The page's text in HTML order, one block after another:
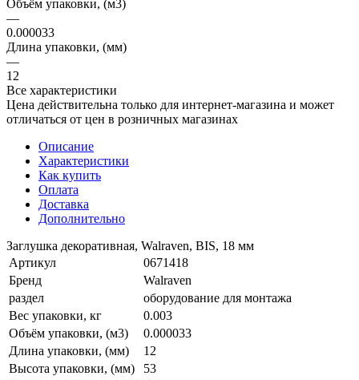
Объём упаковки, (м3)
—
0.000033
Длина упаковки, (мм)
—
12
Все характеристики
Цена действительна только для интернет-магазина и может
отличаться от цен в розничных магазинах
Описание
Характеристики
Как купить
Оплата
Доставка
Дополнительно
Заглушка декоративная, Walraven, BIS, 18 мм
Артикул
0671418
Бренд
Walraven
раздел
оборудование для монтажа
Вес упаковки, кг
0.003
Объём упаковки, (м3)
0.000033
Длина упаковки, (мм)
12
Высота упаковки, (мм)
53